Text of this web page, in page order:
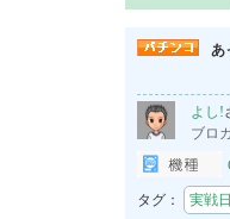
あ
よし!
ブロ
タグ： 実戦